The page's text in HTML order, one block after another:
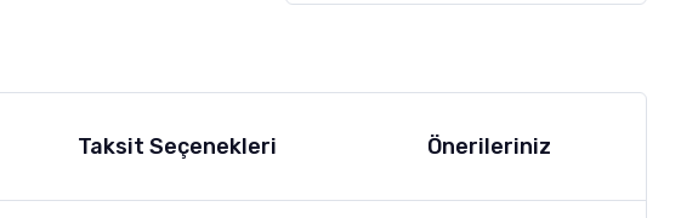
Taksit Seçenekleri Önerileriniz